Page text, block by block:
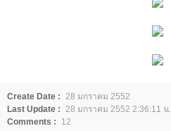
Create Date : 28 มกราคม 2552
Last Update : 28 มกราคม 2552 2:36:11 น.
Comments :
12